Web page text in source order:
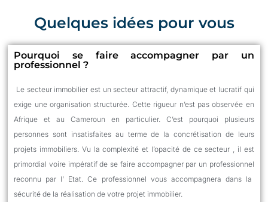
Quelques idées pour vous
Pourquoi se faire accompagner par un
professionnel ?
Le secteur immobilier est un secteur attractif, dynamique et lucratif qui
exige une organisation structurée. Cette rigueur n’est pas observée en
Afrique et au Cameroun en particulier. C’est pourquoi plusieurs
personnes sont insatisfaites au terme de la concrétisation de leurs
projets immobiliers. Vu la complexité et l’opacité de ce secteur ,
il est
primordial voire impératif de se faire accompagner par un professionnel
reconnu par l’ Etat . Ce professionnel vous accompagnera dans la
sécurité de la réalisation de votre projet immobilier.